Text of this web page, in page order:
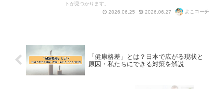
トが見つかります。
2026.06.25
2026.06.27 よこコーチ
「健康格差」とは？日本で広がる現状と
原因・私たちにできる対策を解説